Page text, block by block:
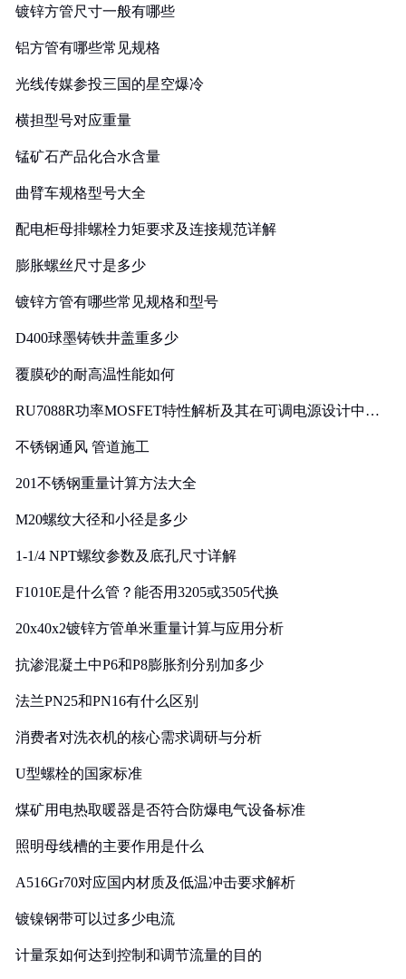
镀锌方管尺寸一般有哪些
铝方管有哪些常见规格
光线传媒参投三国的星空爆冷
横担型号对应重量
锰矿石产品化合水含量
曲臂车规格型号大全
配电柜母排螺栓力矩要求及连接规范详解
膨胀螺丝尺寸是多少
镀锌方管有哪些常见规格和型号
D400球墨铸铁井盖重多少
覆膜砂的耐高温性能如何
RU7088R功率MOSFET特性解析及其在可调电源设计中的
不锈钢通风 管道施工
201不锈钢重量计算方法大全
M20螺纹大径和小径是多少
1-1/4 NPT螺纹参数及底孔尺寸详解
F1010E是什么管？能否用3205或3505代换
20x40x2镀锌方管单米重量计算与应用分析
抗渗混凝土中P6和P8膨胀剂分别加多少
法兰PN25和PN16有什么区别
消费者对洗衣机的核心需求调研与分析
U型螺栓的国家标准
煤矿用电热取暖器是否符合防爆电气设备标准
照明母线槽的主要作用是什么
A516Gr70对应国内材质及低温冲击要求解析
镀镍钢带可以过多少电流
计量泵如何达到控制和调节流量的目的